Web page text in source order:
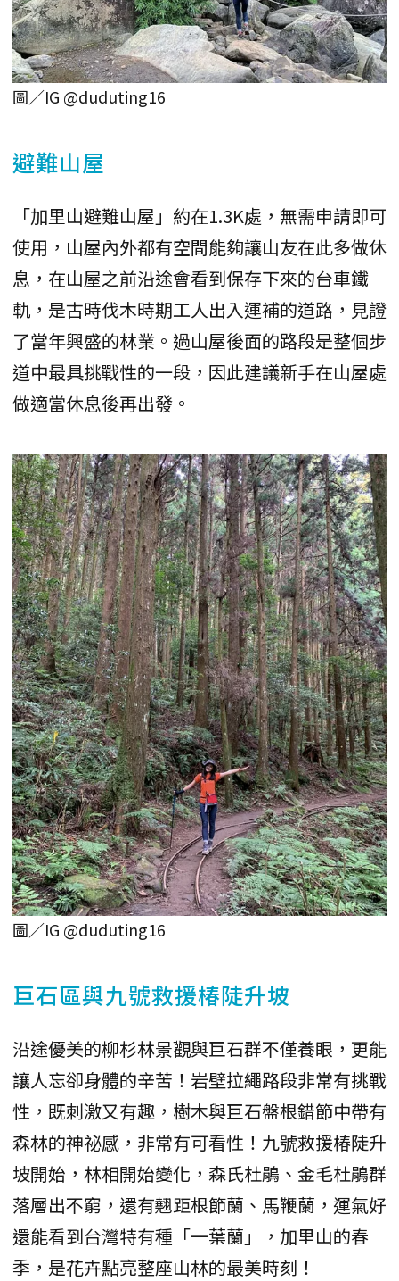
圖／IG @duduting16
避難山屋
「加里山避難山屋」約在1.3K處，無需申請即可
使用，山屋內外都有空間能夠讓山友在此多做休
息，在山屋之前沿途會看到保存下來的台車鐵
軌，是古時伐木時期工人出入運補的道路，見證
了當年興盛的林業。過山屋後面的路段是整個步
道中最具挑戰性的一段，因此建議新手在山屋處
做適當休息後再出發。
圖／IG @duduting16
巨石區與九號救援椿陡升坡
沿途優美的柳杉林景觀與巨石群不僅養眼，更能
讓人忘卻身體的辛苦！岩壁拉繩路段非常有挑戰
性，既刺激又有趣，樹木與巨石盤根錯節中帶有
森林的神祕感，非常有可看性！九號救援椿陡升
坡開始，林相開始變化，森氏杜鵑、金毛杜鵑群
落層出不窮，還有翹距根節蘭、馬鞭蘭，運氣好
還能看到台灣特有種「一葉蘭」，加里山的春
季，是花卉點亮整座山林的最美時刻！